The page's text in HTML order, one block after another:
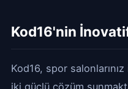
Kod16'nin
Kod16, spor
iki güçlü çözüm